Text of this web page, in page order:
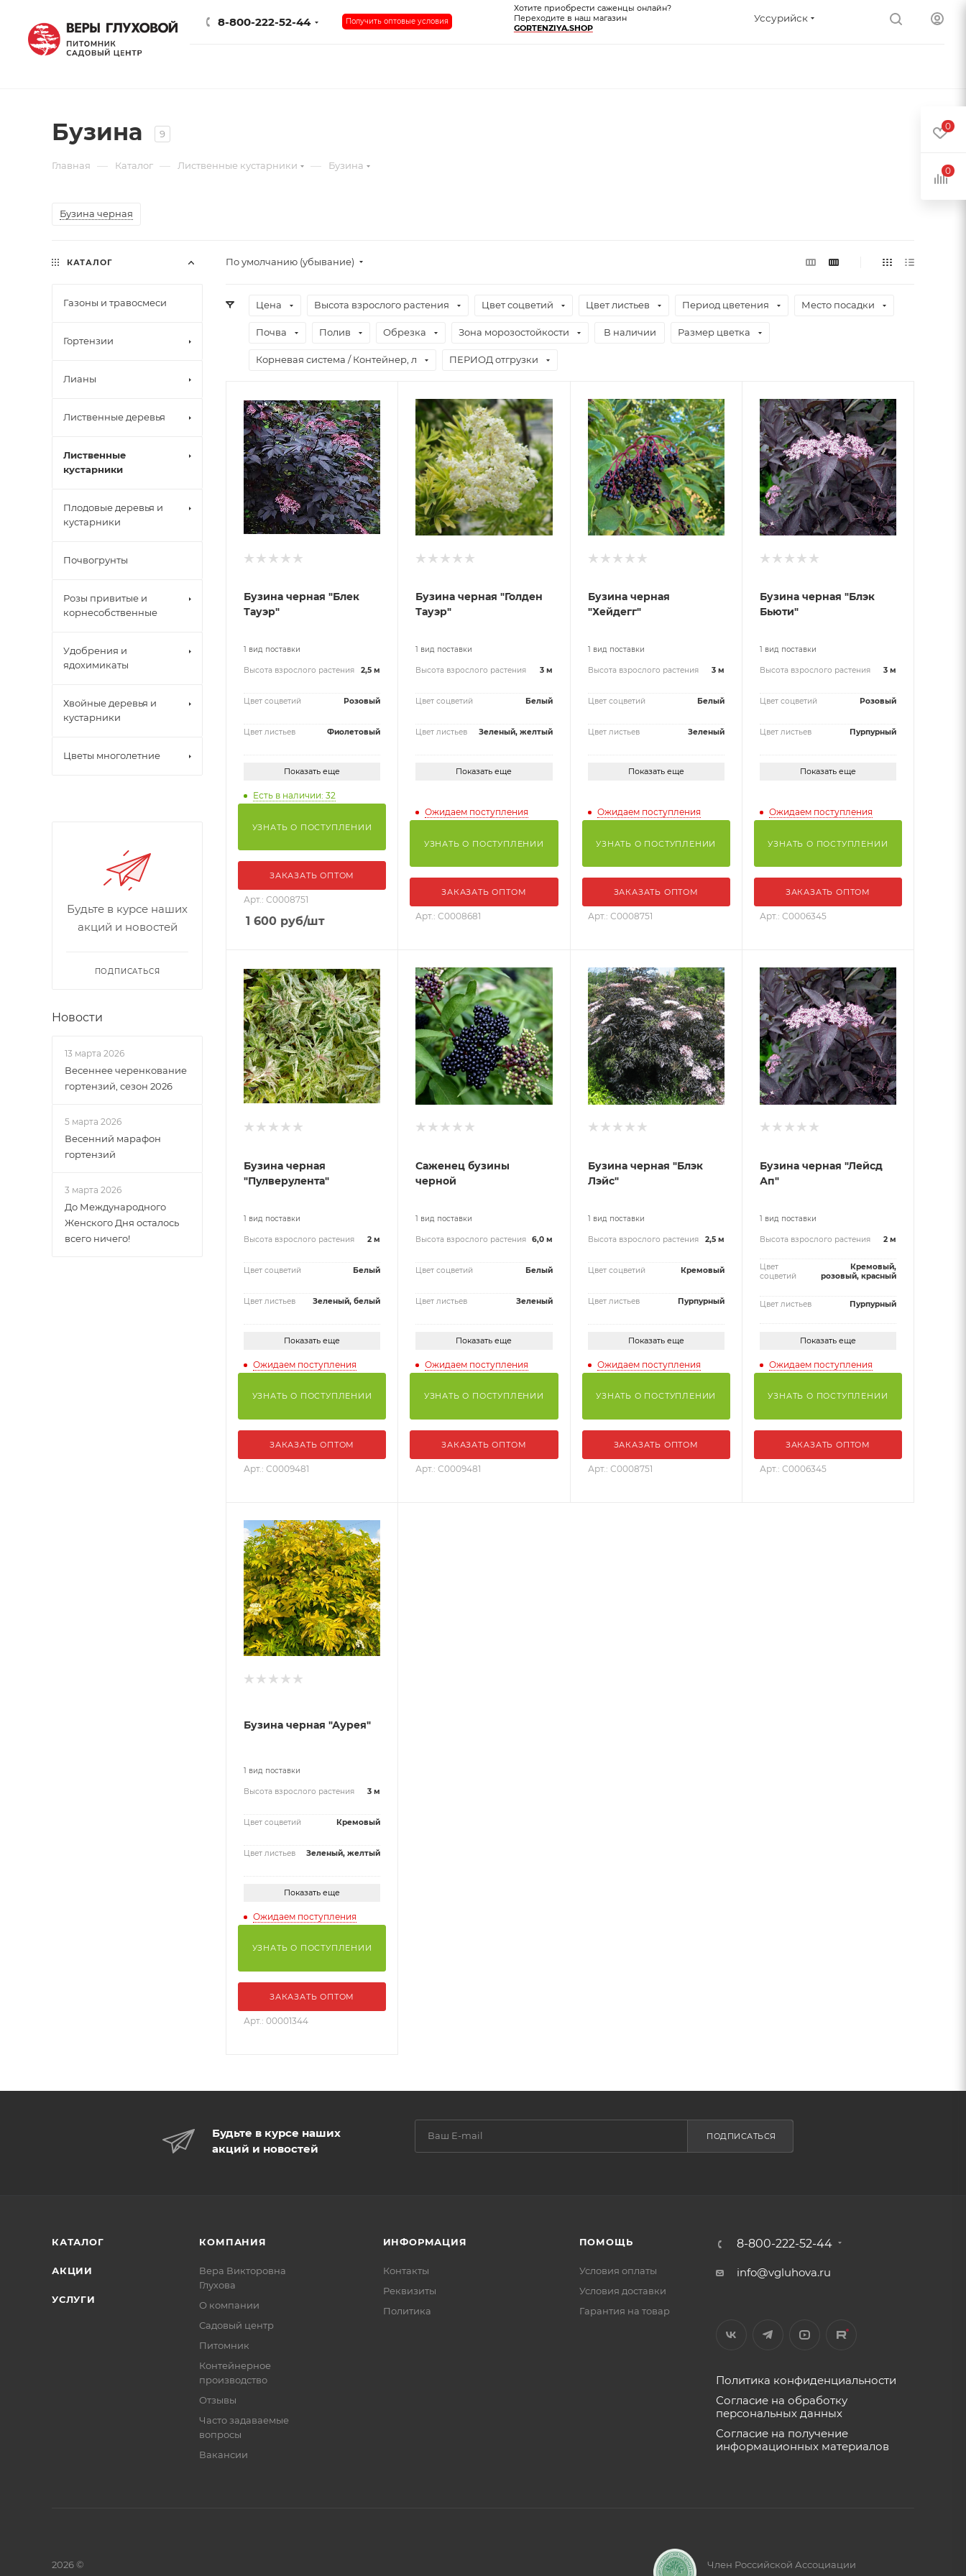
8-800-222-52-44 Получить оптовые условия
Хотите приобрести саженцы онлайн?
Переходите в наш магазин
GORTENZIYA.SHOP
Уссурийск
Бузина 9
Главная — Каталог — Лиственные кустарники — Бузина
Бузина черная
По умолчанию (убывание)
Цена Высота взрослого растения Цвет соцветий Цвет листьев Период цветения Место посадки
Почва Полив Обрезка Зона морозостойкости В наличии Размер цветка
Корневая система / Контейнер, л ПЕРИОД отгрузки
Бузина черная "Блек
Тауэр"
1 вид поставки
Высота взрослого растения 2,5 м
Цвет соцветий Розовый
Цвет листьев Фиолетовый
Показать еще
Есть в наличии: 32
УЗНАТЬ О ПОСТУПЛЕНИИ
ЗАКАЗАТЬ ОПТОМ
Арт.: С0008751
1 600 руб/шт
Бузина черная "Голден
Тауэр"
1 вид поставки
Высота взрослого растения 3 м
Цвет соцветий Белый
Цвет листьев Зеленый, желтый
Показать еще
Ожидаем поступления
УЗНАТЬ О ПОСТУПЛЕНИИ
ЗАКАЗАТЬ ОПТОМ
Арт.: С0008681
Бузина черная
"Хейдегг"
1 вид поставки
Высота взрослого растения 3 м
Цвет соцветий Белый
Цвет листьев Зеленый
Показать еще
Ожидаем поступления
УЗНАТЬ О ПОСТУПЛЕНИИ
ЗАКАЗАТЬ ОПТОМ
Арт.: С0008751
Бузина черная "Блэк
Бьюти"
1 вид поставки
Высота взрослого растения 3 м
Цвет соцветий Розовый
Цвет листьев Пурпурный
Показать еще
Ожидаем поступления
УЗНАТЬ О ПОСТУПЛЕНИИ
ЗАКАЗАТЬ ОПТОМ
Арт.: С0006345
Бузина черная
"Пулверулента"
1 вид поставки
Высота взрослого растения 2 м
Цвет соцветий Белый
Цвет листьев Зеленый, белый
Показать еще
Ожидаем поступления
УЗНАТЬ О ПОСТУПЛЕНИИ
ЗАКАЗАТЬ ОПТОМ
Арт.: С0009481
Саженец бузины
черной
1 вид поставки
Высота взрослого растения 6,0 м
Цвет соцветий Белый
Цвет листьев Зеленый
Показать еще
Ожидаем поступления
УЗНАТЬ О ПОСТУПЛЕНИИ
ЗАКАЗАТЬ ОПТОМ
Арт.: С0009481
Бузина черная "Блэк
Лэйс"
1 вид поставки
Высота взрослого растения 2,5 м
Цвет соцветий Кремовый
Цвет листьев Пурпурный
Показать еще
Ожидаем поступления
УЗНАТЬ О ПОСТУПЛЕНИИ
ЗАКАЗАТЬ ОПТОМ
Арт.: С0008751
Бузина черная "Лейсд
Ап"
1 вид поставки
Высота взрослого растения 2 м
Цвет
соцветий
Кремовый,
розовый, красный
Цвет листьев Пурпурный
Показать еще
Ожидаем поступления
УЗНАТЬ О ПОСТУПЛЕНИИ
ЗАКАЗАТЬ ОПТОМ
Арт.: С0006345
Бузина черная "Аурея"
1 вид поставки
Высота взрослого растения 3 м
Цвет соцветий Кремовый
Цвет листьев Зеленый, желтый
Показать еще
Ожидаем поступления
УЗНАТЬ О ПОСТУПЛЕНИИ
ЗАКАЗАТЬ ОПТОМ
Арт.: 00001344
КАТАЛОГ
Газоны и травосмеси
Гортензии
Лианы
Лиственные деревья
Лиственные
кустарники
Плодовые деревья и
кустарники
Почвогрунты
Розы привитые и
корнесобственные
Удобрения и
ядохимикаты
Хвойные деревья и
кустарники
Цветы многолетние
Будьте в курсе наших
акций и новостей
ПОДПИСАТЬСЯ
Новости
13 марта 2026
Весеннее черенкование
гортензий, сезон 2026
5 марта 2026
Весенний марафон
гортензий
3 марта 2026
До Международного
Женского Дня осталось
всего ничего!
Будьте в курсе наших
акций и новостей
ПОДПИСАТЬСЯ
КАТАЛОГ
АКЦИИ
УСЛУГИ
КОМПАНИЯ
Вера Викторовна
Глухова
О компании
Садовый центр
Питомник
Контейнерное
производство
Отзывы
Часто задаваемые
вопросы
Вакансии
ИНФОРМАЦИЯ
Контакты
Реквизиты
Политика
ПОМОЩЬ
Условия оплаты
Условия доставки
Гарантия на товар
8-800-222-52-44
info@vgluhova.ru
Политика конфиденциальности
Согласие на обработку
персональных данных
Согласие на получение
информационных материалов
2026 ©
Член Российской Ассоциации
0
0